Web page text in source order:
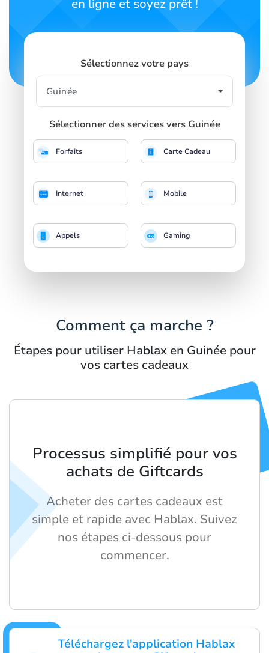
en ligne et soyez prêt !
Sélectionnez votre pays
Sélectionner des services vers Guinée
Forfaits Carte Cadeau
Internet Mobile
Appels Gaming
Comment ça marche ?
Étapes pour utiliser Hablax en Guinée pour
vos cartes cadeaux
Téléchargez l'application Hablax
Processus simplifié pour vos
achats de Giftcards
Acheter des cartes cadeaux est
simple et rapide avec Hablax. Suivez
nos étapes ci-dessous pour
commencer.